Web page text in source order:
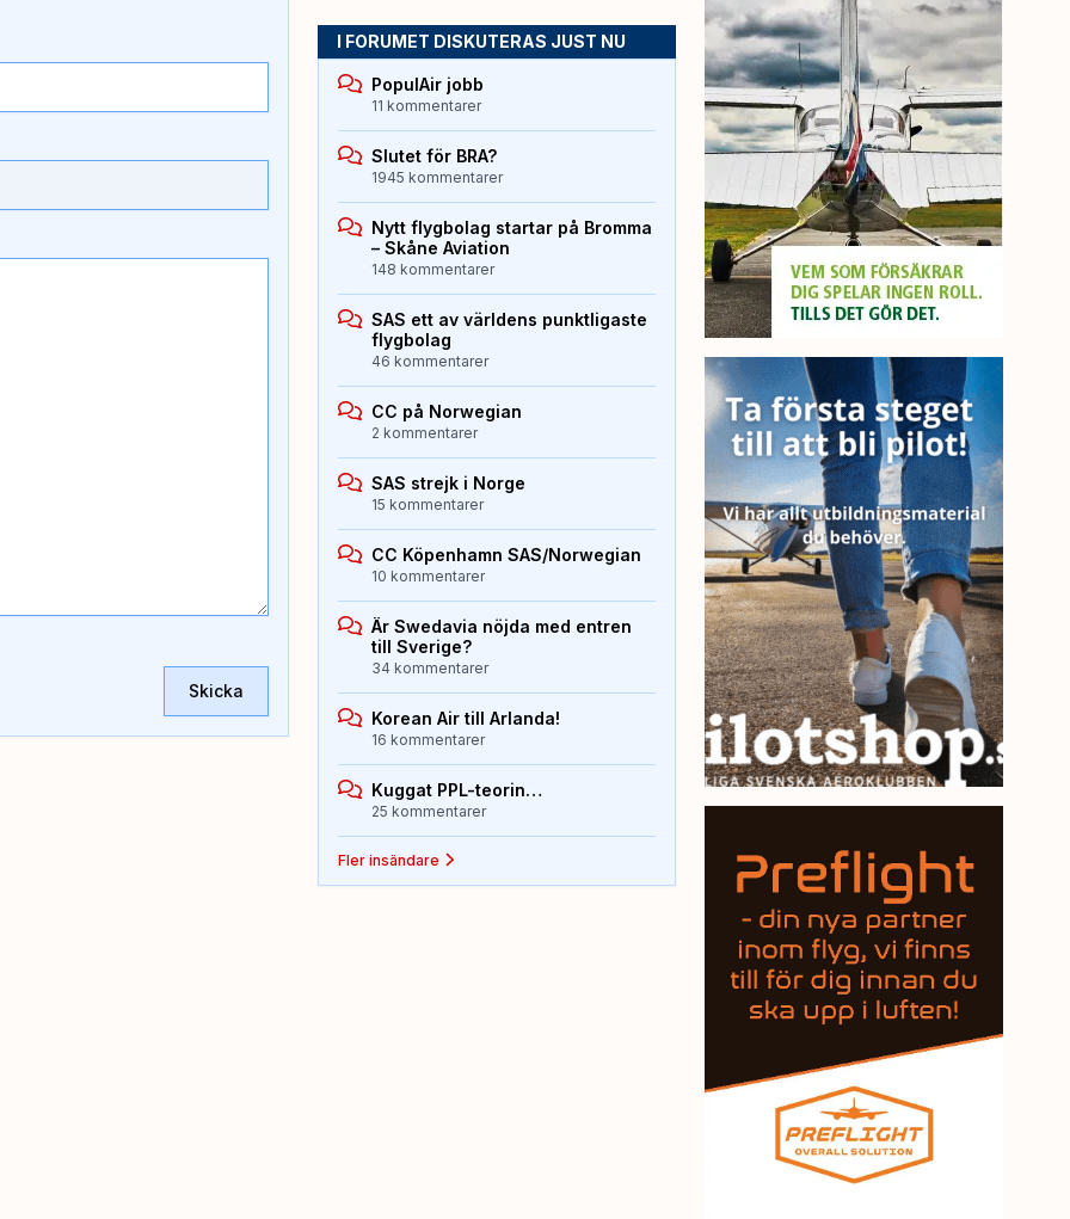
Skicka
I FORUMET DISKUTERAS JUST NU
PopulAir jobb
11 kommentarer
Slutet för BRA?
1945 kommentarer
Nytt flygbolag startar på Bromma
– Skåne Aviation
148 kommentarer
SAS ett av världens punktligaste
flygbolag
46 kommentarer
CC på Norwegian
2 kommentarer
SAS strejk i Norge
15 kommentarer
CC Köpenhamn SAS/Norwegian
10 kommentarer
Är Swedavia nöjda med entren
till Sverige?
34 kommentarer
Korean Air till Arlanda!
16 kommentarer
Kuggat PPL-teorin…
25 kommentarer
Fler insändare